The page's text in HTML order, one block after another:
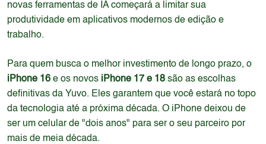
novas ferramentas de IA começará a limitar sua
produtividade em aplicativos modernos de edição e
trabalho.
Para quem busca o melhor investimento de longo prazo, o
iPhone 16 e os novos iPhone 17 e 18 são as escolhas
definitivas da Yuvo. Eles garantem que você estará no topo
da tecnologia até a próxima década. O iPhone deixou de
ser um celular de "dois anos" para ser o seu parceiro por
mais de meia década.